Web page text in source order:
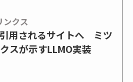
ンクス
用されるサイトへ ミツ
スが示すLLMO実装